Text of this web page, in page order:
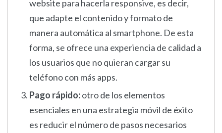
website para hacerla responsive, es decir,
que adapte el contenido y formato de
manera automática al smartphone. De esta
forma, se ofrece una experiencia de calidad a
los usuarios que no quieran cargar su
teléfono con más apps.
Pago rápido:otro de los elementos
esenciales en una estrategia móvil de éxito
es reducir el número de pasos necesarios